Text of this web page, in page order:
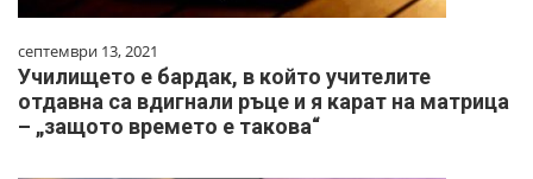
септември 13, 2021
Училището е бардак, в който учителите
отдавна са вдигнали ръце и я карат на матрица
– „защото времето е такова“